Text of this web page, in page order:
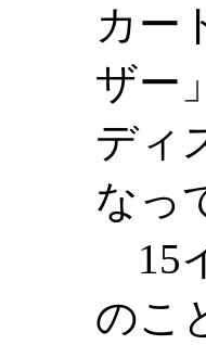
カー
ザー
ディ
なっ
15
のこ